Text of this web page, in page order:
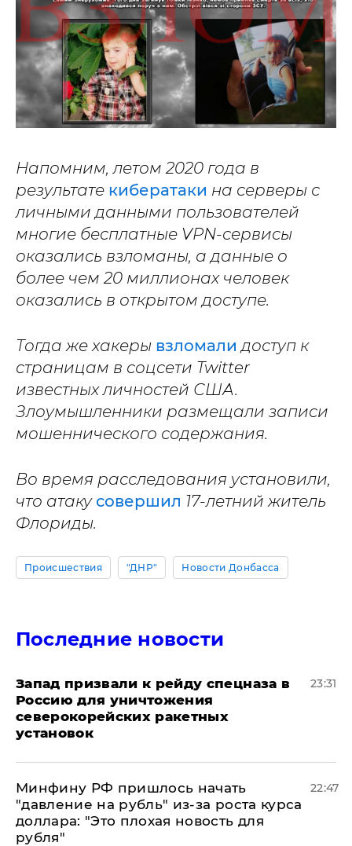
Напомним, летом 2020 года в
результате кибератаки на серверы с
личными данными пользователей
многие бесплатные VPN-сервисы
оказались взломаны, а данные о
более чем 20 миллионах человек
оказались в открытом доступе.
Тогда же хакеры взломалидоступ к
страницам в соцсети Twitter
известных личностей США.
Злоумышленники размещали записи
мошеннического содержания.
Во время расследования установили,
что атаку совершил 17-летний житель
Флориды.
Происшествия "ДНР" Новости Донбасса
Последние новости
Запад призвали к рейду спецназа в
Россию для уничтожения
северокорейских ракетных
установок
23:31
Минфину РФ пришлось начать
"давление на рубль" из-за роста курса
доллара: "Это плохая новость для
рубля"
22:47